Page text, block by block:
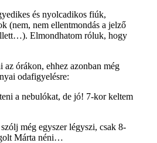
és nyolcadikos fiúk,
(nem, nem ellentmondás a jelző
Elmondhatom róluk, hogy
az órákon, ehhez azonban még
odafigyelésre:
a nebulókat, de jó! 7-kor keltem
még egyszer légyszi, csak 8-
Márta néni…